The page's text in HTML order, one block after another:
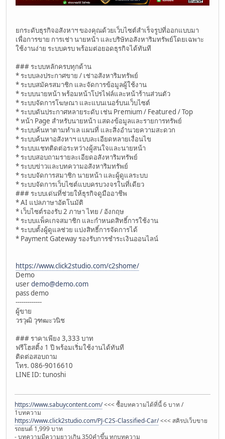
ยกระดับธุรกิจอสังหาฯ ของคุณด้วยเว็บไซต์สำเร็จรูปที่ออกแบบมา
เพื่อการขาย การเช่า นายหน้า และบริษัทอสังหาริมทรัพย์โดยเฉพาะ
ใช้งานง่าย ระบบครบ พร้อมต่อยอดธุรกิจได้ทันที
### ระบบหลักครบทุกด้าน
* ระบบลงประกาศขาย / เช่าอสังหาริมทรัพย์
* ระบบสมัครสมาชิก และจัดการข้อมูลผู้ใช้งาน
* ระบบนายหน้า พร้อมหน้าโปรไฟล์และหน้าร้านส่วนตัว
* ระบบจัดการโฆษณา และแบนเนอร์บนเว็บไซต์
* ระบบดันประกาศหลายระดับ เช่น Premium / Featured / Top
* หน้า Page สำหรับนายหน้า แสดงข้อมูลและรายการทรัพย์
* ระบบค้นหาตามทำเล แผนที่ และสิ่งอำนวยความสะดวก
* ระบบค้นหาอสังหาฯ แบบละเอียดหลายเงื่อนไข
* ระบบแชทติดต่อระหว่างผู้สนใจและนายหน้า
* ระบบสอบถามรายละเอียดอสังหาริมทรัพย์
* ระบบข่าวและบทความอสังหาริมทรัพย์
* ระบบจัดการสมาชิก นายหน้า และผู้ดูแลระบบ
* ระบบจัดการเว็บไซต์แบบครบวงจรในที่เดียว
### ระบบเด่นที่ช่วยให้ธุรกิจดูมืออาชีพ
* AI แปลภาษาอัตโนมัติ
* เว็บไซต์รองรับ 2 ภาษา ไทย / อังกฤษ
* ระบบแพ็คเกจสมาชิก และกำหนดสิทธิ์การใช้งาน
* ระบบตั้งผู้ดูแลช่วย แบ่งสิทธิ์การจัดการได้
* Payment Gateway รองรับการชำระเงินออนไลน์
https://www.click2studio.com/c2shome/
Demo
userdemo@demo.com
pass demo
-------------
ผู้ขาย
วรวุฒิ วุฑฒะวนิช
### ราคาเพียง 3,333 บาท
ฟรีโฮสติ้ง 1 ปี พร้อมเริ่มใช้งานได้ทันที
ติดต่อสอบถาม
โทร. 086-9016610
LINE ID: tunoshi
https://www.sabuycontent.com/<<< ซื้อบทความได้ที่นี้ 6 บาท /
1บทความ
https://www.click2studio.com/PJ-C2S-Classified-Car/<<< สคิรปเว็บขาย
รถยนต์ 1,999 บาท
- บทความมีความยาวเกิน 350คำขึ้น ทุกบทความ